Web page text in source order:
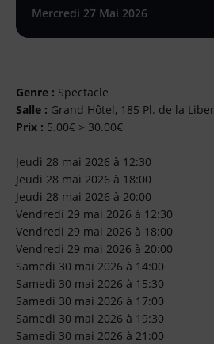
Mercredi 27 Mai 2026
Genre : Spectacle
Salle : Grand Hôtel, 185 Pl. de la
Prix : 5.00€ > 30.00€
Jeudi 28 mai 2026 à 12:30
Jeudi 28 mai 2026 à 18:00
Jeudi 28 mai 2026 à 20:00
Vendredi 29 mai 2026 à 12:30
Vendredi 29 mai 2026 à 18:00
Vendredi 29 mai 2026 à 20:00
Samedi 30 mai 2026 à 14:00
Samedi 30 mai 2026 à 15:30
Samedi 30 mai 2026 à 17:00
Samedi 30 mai 2026 à 19:30
Samedi 30 mai 2026 à 21:00